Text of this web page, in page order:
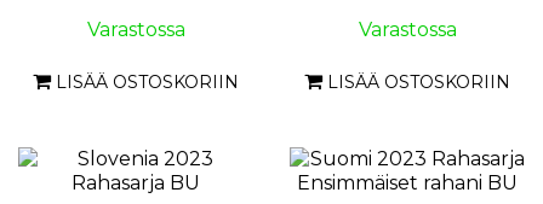
Varastossa
LISÄÄ OSTOSKORIIN
Varastossa
LISÄÄ OSTOSKORIIN